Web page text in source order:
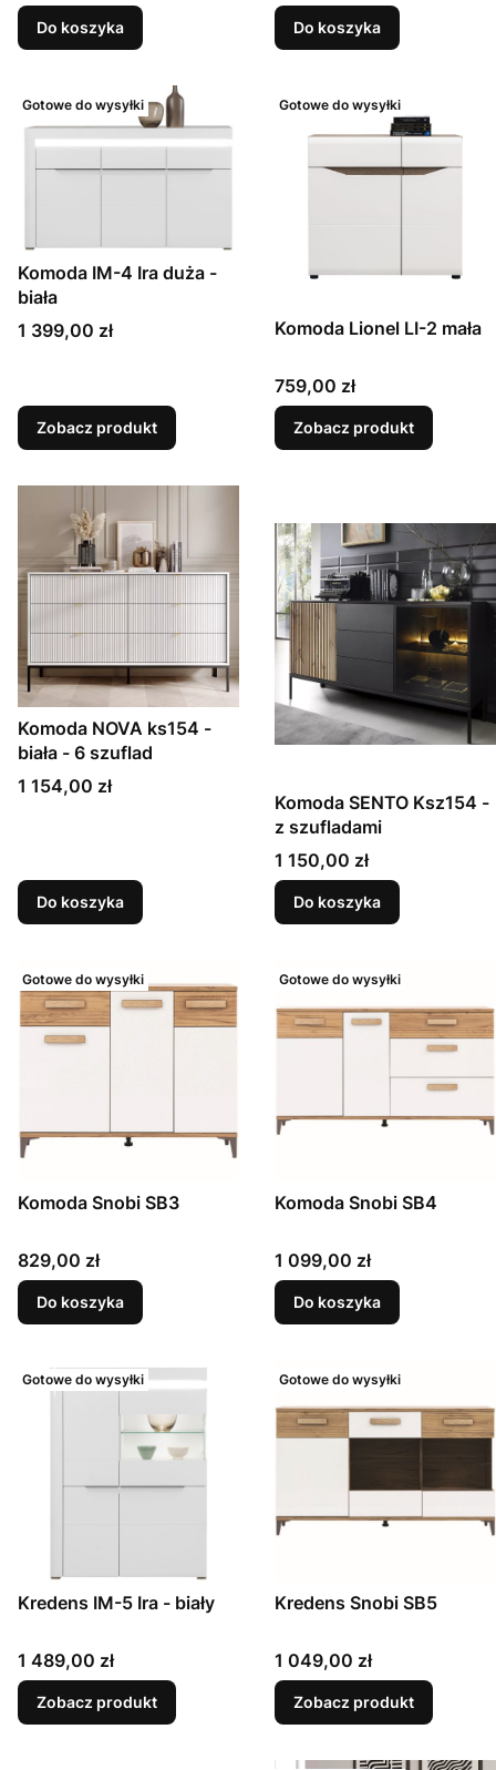
Do koszyka Do koszyka
Gotowe do wysyłki
Komoda IM-4 Ira duża -
biała
Cena
1 399,00 zł
Zobacz produkt
Gotowe do wysyłki
Komoda Lionel LI-2 mała
Cena
759,00 zł
Zobacz produkt
Komoda NOVA ks154 -
biała - 6 szuflad
Cena
1 154,00 zł
Do koszyka
Komoda SENTO Ksz154 -
z szufladami
Cena
1 150,00 zł
Do koszyka
Gotowe do wysyłki
Komoda Snobi SB3
Cena
829,00 zł
Do koszyka
Gotowe do wysyłki
Komoda Snobi SB4
Cena
1 099,00 zł
Do koszyka
Gotowe do wysyłki
Kredens IM-5 Ira - biały
Cena
1 489,00 zł
Zobacz produkt
Gotowe do wysyłki
Kredens Snobi SB5
Cena
1 049,00 zł
Zobacz produkt